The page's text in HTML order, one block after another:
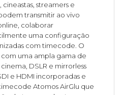
streamers e
transmitir ao vivo
colaborar
uma configuração
com timecode. O
uma ampla gama de
DSLR e mirrorless
e HDMI incorporadas e
Atomos AirGlu que